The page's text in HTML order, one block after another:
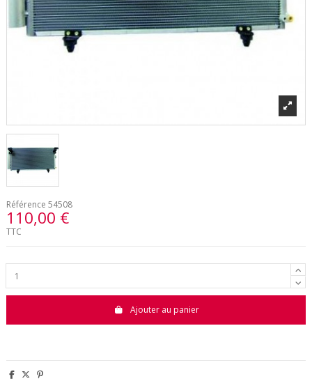
Référence 54508
110,00 €
TTC
Ajouter au panier